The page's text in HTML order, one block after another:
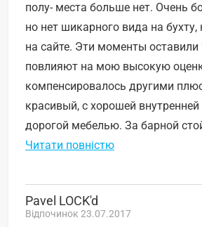
полу- места больше нет. Очень
но нет шикарного вида на
на сайте. Эти моменты оставили
повлияют на мою высокую
компенсировалось другими
красивый, с хорошей внутренней
дорогой мебелью. За барной
Читати повністю
Pavel LOCK'd
Відпочинок 23.07.2017